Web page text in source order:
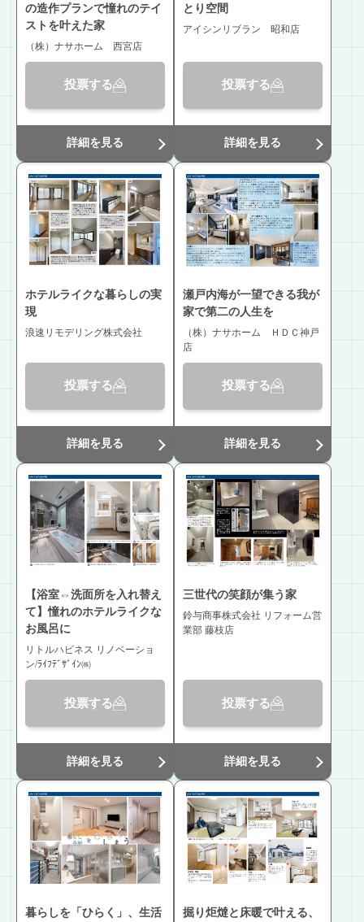
の造作プランで憧れのテイ
ストを叶えた家
（株）ナサホーム 西宮店
投票する
詳細を見る
とり空間
アイシンリブラン 昭和店
投票する
詳細を見る
ホテルライクな暮らしの実
現
浪速リモデリング株式会社
投票する
詳細を見る
瀬戸内海が一望できる我が
家で第二の人生を
（株）ナサホーム ＨＤＣ神戸
店
投票する
詳細を見る
【浴室⇔洗面所を入れ替え
て】憧れのホテルライクな
お風呂に
リトルハピネス リノベーショ
ン/ﾗｲﾌﾃﾞｻﾞｲﾝ㈱
投票する
詳細を見る
三世代の笑顔が集う家
鈴与商事株式会社 リフォーム営
業部 藤枝店
投票する
詳細を見る
暮らしを「ひらく」、生活
掘り炬燵と床暖で叶える、